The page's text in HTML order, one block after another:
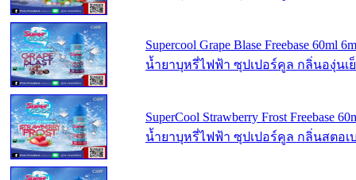
Supercool Grape Blase Freebase 60ml
น้ำยาบุหรี่ไฟฟ้า ซุปเปอร์คูล กลิ่นองุ่นเ
SuperCool Strawberry Frost Freebase
น้ำยาบุหรี่ไฟฟ้า ซุปเปอร์คูล กลิ่นสตอเ